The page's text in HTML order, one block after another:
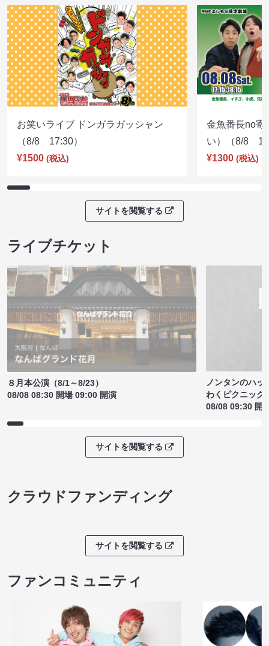
お笑いライブ ドンガラガッシャン
（8/8 17:30）
¥1500 (税込)
金魚番長no寄
い）（8/8
¥1300 (税込)
サイトを閲覧する
ライブチケット
８月本公演（8/1～8/23）
08/08 08:30 開場 09:00 開演
ノンタンのハッ
わくピクニック
08/08 09:30 開
サイトを閲覧する
クラウドファンディング
サイトを閲覧する
ファンコミュニティ